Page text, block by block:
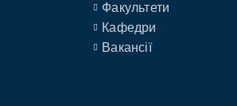
Факультети
Кафедри
Вакансії